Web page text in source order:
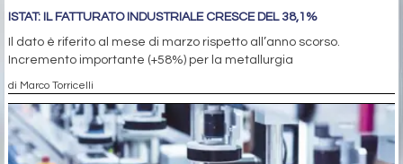
ISTAT: IL FATTURATO INDUSTRIALE CRESCE DEL 38,1%
Il dato è riferito al mese di marzo rispetto all’anno scorso.
Incremento importante (+58%) per la metallurgia
di Marco Torricelli